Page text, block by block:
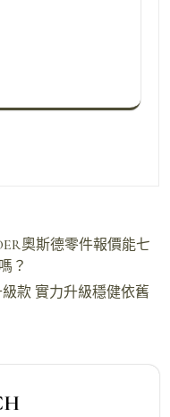
奧斯德零件報價能七
？
款 實力升級穩健依舊